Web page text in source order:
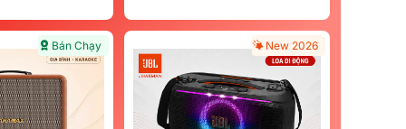
Bán Chạy New 2026